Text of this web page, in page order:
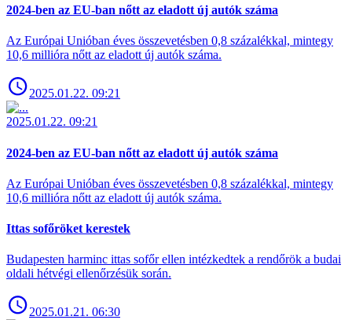
2024-ben az EU-ban nőtt az eladott új autók száma
Az Európai Unióban éves összevetésben 0,8 százalékkal, mintegy
10,6 millióra nőtt az eladott új autók száma.
2025.01.22. 09:21
2025.01.22. 09:21
2024-ben az EU-ban nőtt az eladott új autók száma
Az Európai Unióban éves összevetésben 0,8 százalékkal, mintegy
10,6 millióra nőtt az eladott új autók száma.
Ittas sofőröket kerestek
Budapesten harminc ittas sofőr ellen intézkedtek a rendőrök a budai
oldali hétvégi ellenőrzésük során.
2025.01.21. 06:30